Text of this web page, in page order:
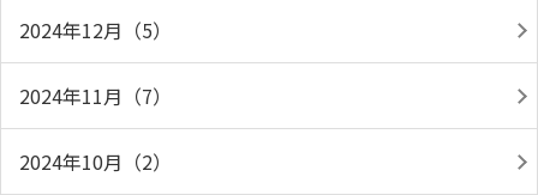
2024年12月（5）
2024年11月（7）
2024年10月（2）